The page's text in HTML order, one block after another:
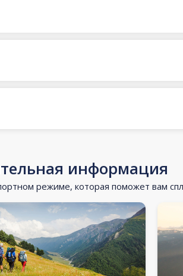
информация
режиме, которая поможет вам